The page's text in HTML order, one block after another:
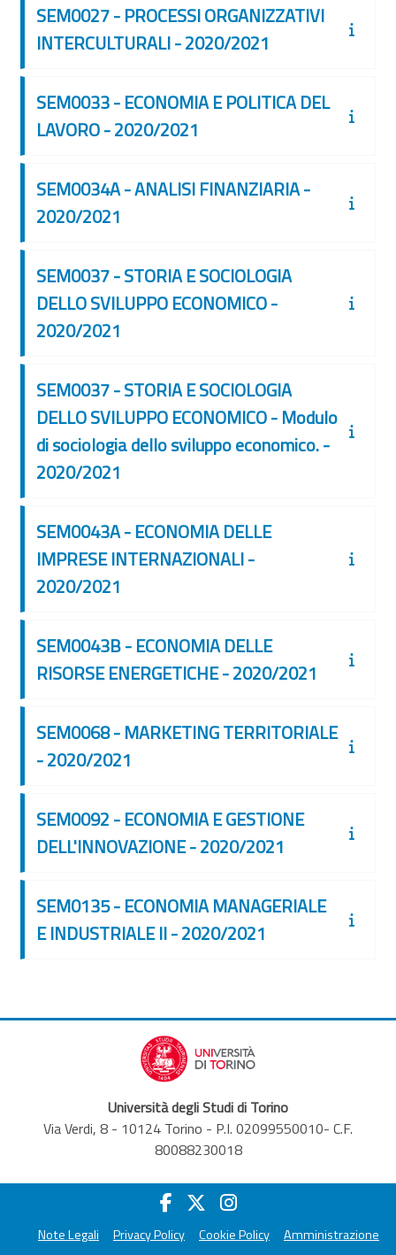
SEM0027 - PROCESSI ORGANIZZATIVI
INTERCULTURALI - 2020/2021
SEM0033 - ECONOMIA E POLITICA DEL
LAVORO - 2020/2021
SEM0034A - ANALISI FINANZIARIA -
2020/2021
SEM0037 - STORIA E SOCIOLOGIA
DELLO SVILUPPO ECONOMICO -
2020/2021
SEM0037 - STORIA E SOCIOLOGIA
DELLO SVILUPPO ECONOMICO - Modulo
di sociologia dello sviluppo economico. -
2020/2021
SEM0043A - ECONOMIA DELLE
IMPRESE INTERNAZIONALI -
2020/2021
SEM0043B - ECONOMIA DELLE
RISORSE ENERGETICHE - 2020/2021
SEM0068 - MARKETING TERRITORIALE
- 2020/2021
SEM0092 - ECONOMIA E GESTIONE
DELL'INNOVAZIONE - 2020/2021
SEM0135 - ECONOMIA MANAGERIALE
E INDUSTRIALE II - 2020/2021
Università degli Studi di Torino
Via Verdi, 8 - 10124 Torino - P.I. 02099550010- C.F.
80088230018
Note Legali Privacy Policy Cookie Policy
Amministrazione